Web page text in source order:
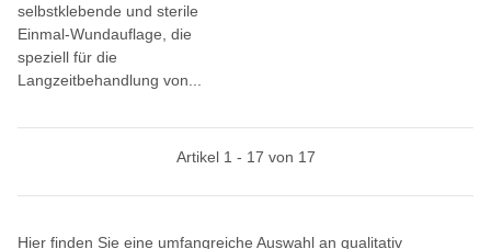
selbstklebende und sterile
Einmal-Wundauflage, die
speziell für die
Langzeitbehandlung von...
Artikel 1 - 17 von 17
Hier finden Sie eine umfangreiche Auswahl an qualitativ